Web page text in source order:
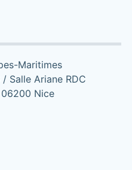
Maritimes
Salle Ariane RDC
Nice